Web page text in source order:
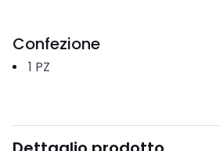
Confezione
1 PZ